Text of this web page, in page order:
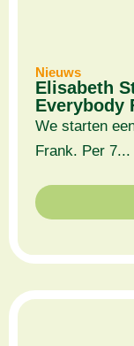
Nieuws
Elisabeth
Everybody
We starten
Frank. Per 7...